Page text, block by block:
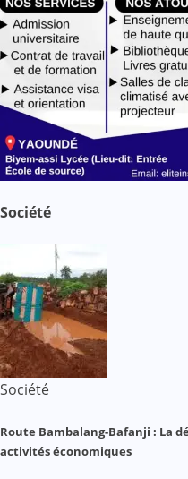
Société
Société
Route Bambalang-Bafanji : La
activités économiques